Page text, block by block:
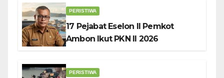
PERISTIWA
17 Pejabat Eselon II Pemkot
Ambon Ikut PKN II 2026
PERISTIWA